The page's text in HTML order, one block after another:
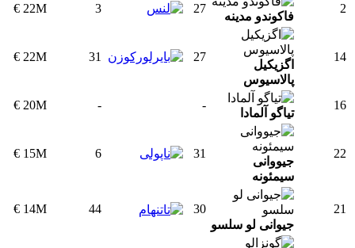
2
فاکوندو مدینه
27
3
22M €
14
اگزیکیل
پالاسیوس
27
31
22M €
16
تیاگو آلمادا
-
-
20M €
22
جیووانی
سیمئونه
31
6
15M €
21
جیوانی لو سلسو
30
44
14M €